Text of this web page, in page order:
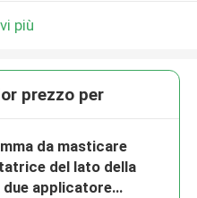
più
prezzo per
da masticare
del lato della
applicatore